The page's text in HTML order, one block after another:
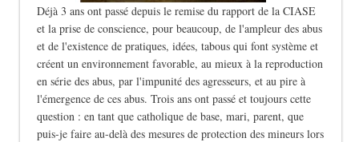
Déjà 3 ans ont passé depuis le remise du rapport de la CIASE
et la prise de conscience, pour beaucoup, de l'ampleur des abus
et de l'existence de pratiques, idées, tabous qui font système et
créent un environnement favorable, au mieux à la reproduction
en série des abus, par l'impunité des agresseurs, et au pire à
l'émergence de ces abus. Trois ans ont passé et toujours cette
question : en tant que catholique de base, mari, parent, que
puis-je faire au-delà des mesures de protection des mineurs lors